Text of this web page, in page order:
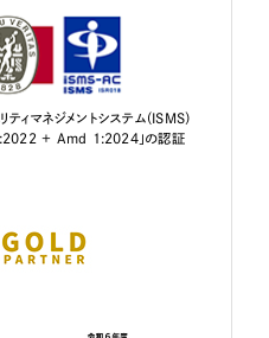
ィマネジメントシステム（ISMS）
+ Amd 1:2024」の認証